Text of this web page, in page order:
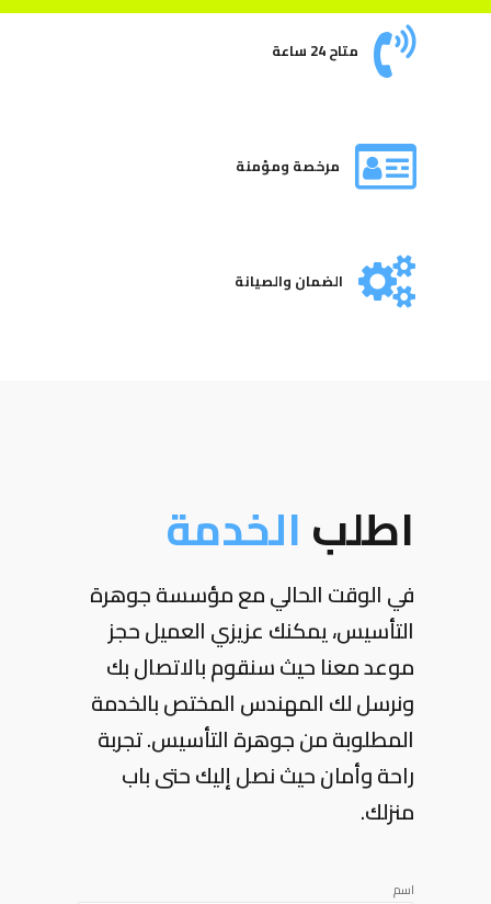
متاح 24 ساعة
مرخصة ومؤمنة
الضمان والصيانة
اطلبالخدمة
في الوقت الحالي مع مؤسسة جوهرة
التأسيس، يمكنك عزيزي العميل حجز
موعد معنا حيث سنقوم بالاتصال بك
ونرسل لك المهندس المختص بالخدمة
المطلوبة من جوهرة التأسيس. تجربة
راحة وأمان حيث نصل إليك حتى باب
منزلك.
اسم